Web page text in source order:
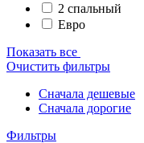
2 спальный
Евро
Показать все
Очистить фильтры
Сначала дешевые
Сначала дорогие
Фильтры